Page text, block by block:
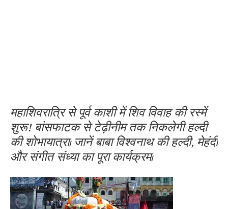
महाशिवरात्रि से पूर्व काशी में शिव विवाह की रस्में
शुरू! बांसफाटक से टेढ़ीनीम तक निकलेगी हल्दी
की शोभायात्रा। जानें बाबा विश्वनाथ की हल्दी, मेहंदी
और संगीत संध्या का पूरा कार्यक्रम।